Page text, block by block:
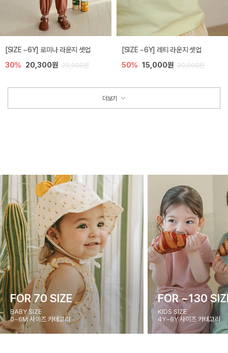
[SIZE ~6Y] 로미나 라운지 셋업
30% 20,300원 29,000원
[SIZE ~6Y] 레티 라운지 셋업
50% 15,000원 30,000원
더보기
FOR 70 SIZE
BABY SIZE
0~6M 사이즈 카테고리
FOR ~130
KIDS SIZE
4Y~6Y 사이즈 카테고리